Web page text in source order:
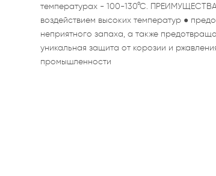
температурах - 100-130°С.
воздействием высоких температур ●
неприятного запаха, а также
уникальная защита от корозии и
промышленности